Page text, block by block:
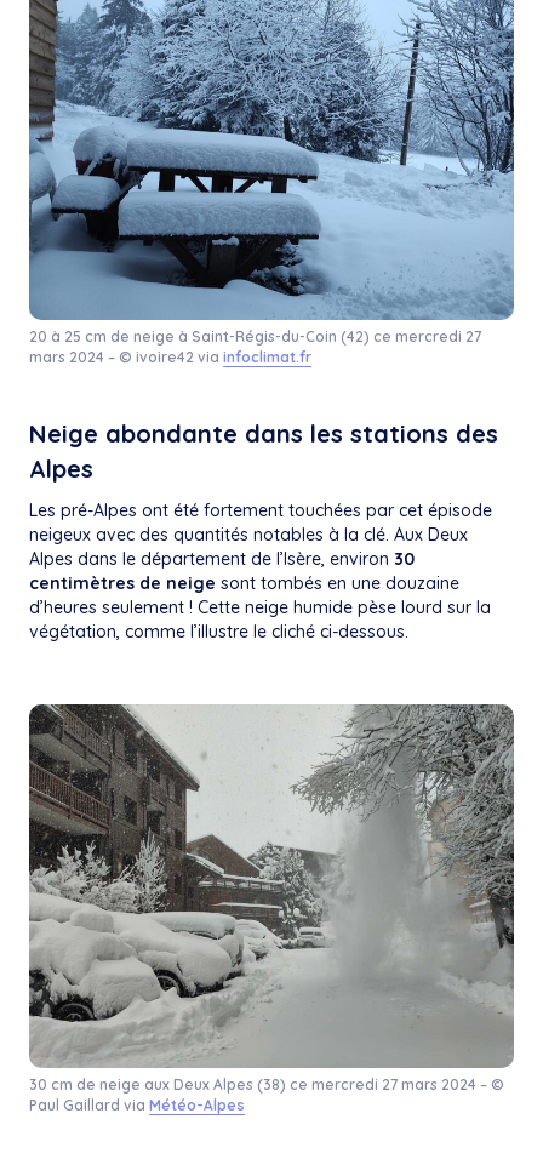
20 à 25 cm de neige à Saint-Régis-du-Coin (42) ce mercredi 27
mars 2024 – © ivoire42 via infoclimat.fr
Neige abondante dans les stations des
Alpes
Les pré-Alpes ont été fortement touchées par cet épisode
neigeux avec des quantités notables à la clé. Aux Deux
Alpes dans le département de l’Isère, environ 30
centimètres de neige sont tombés en une douzaine
d’heures seulement ! Cette neige humide pèse lourd sur la
végétation, comme l’illustre le cliché ci-dessous.
30 cm de neige aux Deux Alpes (38) ce mercredi 27 mars 2024 – ©
Paul Gaillard via Météo-Alpes